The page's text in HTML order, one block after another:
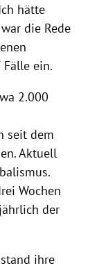
hätte
die Rede
ein.
2.000
seit dem
Aktuell
Wochen
der
ihre